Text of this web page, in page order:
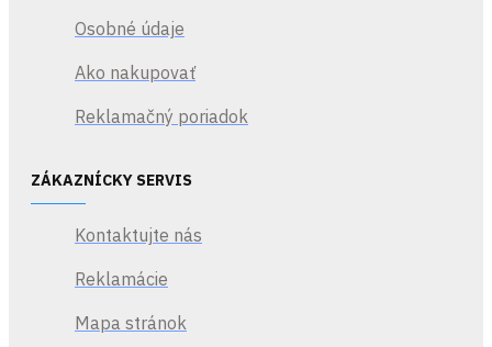
Osobné údaje
Ako nakupovať
Reklamačný poriadok
ZÁKAZNÍCKY SERVIS
Kontaktujte nás
Reklamácie
Mapa stránok